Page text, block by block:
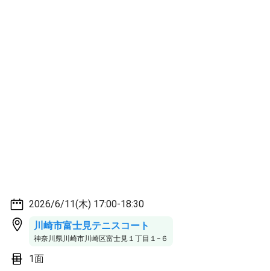
2026/6/11(木) 17:00-18:30
川崎市富士見テニスコート
神奈川県川崎市川崎区富士見１丁目１−６
1面